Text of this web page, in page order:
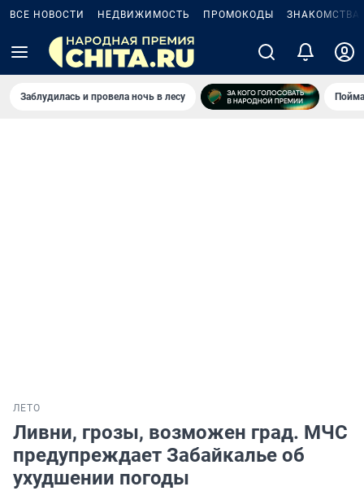
ВСЕ НОВОСТИ НЕДВИЖИМОСТЬ ПРОМОКОДЫ ЗНАКОМСТВА
Заблудилась и провела ночь в лесу
ЛЕТО
Ливни, грозы, возможен град. МЧС
предупреждает Забайкалье об
ухудшении погоды